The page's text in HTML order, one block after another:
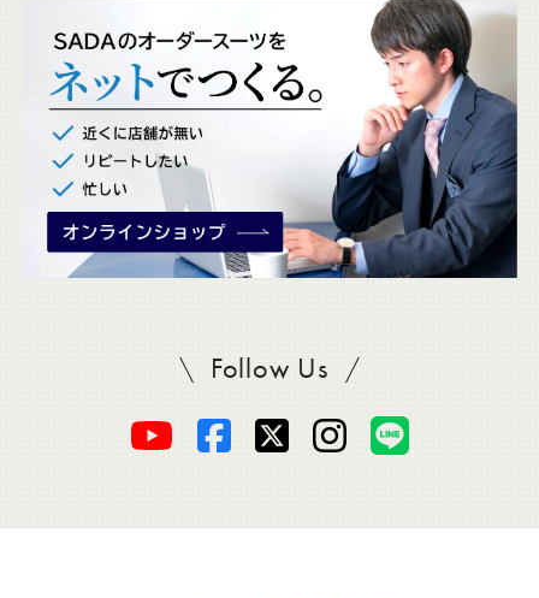
Follow UsSADAをフォロー
オ
オ
オ
オ